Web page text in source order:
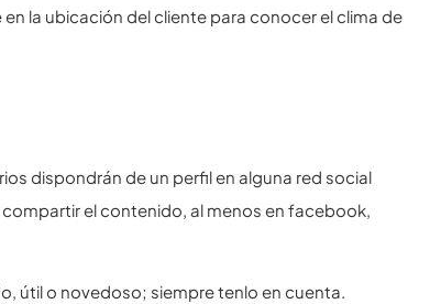
la ubicación del cliente para conocer el clima de
dispondrán de un perfil en alguna red social
el contenido, al menos en facebook,
útil o novedoso; siempre tenlo en cuenta.